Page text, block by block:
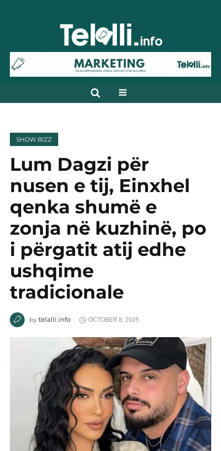
SHOW BIZZ
Lum Dagzi për
nusen e tij, Einxhel
qenka shumë e
zonja në kuzhinë, po
i përgatit atij edhe
ushqime
tradicionale
by telalli.info OCTOBER 8, 2025